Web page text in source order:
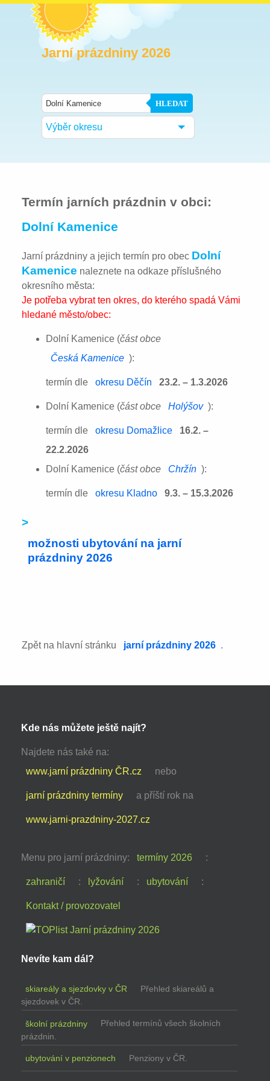
Jarní prázdniny 2026
HLEDAT
Výběr okresu
Termín jarních prázdnin v obci:
Dolní Kamenice
Jarní prázdniny a jejich termín pro obec Dolní
Kamenice naleznete na odkaze příslušného
okresního města:
Je potřeba vybrat ten okres, do kterého spadá Vámi
hledané město/obec:
Dolní Kamenice (část obce
Česká Kamenice ):
termín dle okresu Děčín 23.2. – 1.3.2026
Dolní Kamenice (část obce Holýšov ):
termín dle okresu Domažlice
16.2. –
22.2.2026
Dolní Kamenice (část obce Chržín ):
termín dle okresu Kladno 9.3. – 15.3.2026
>
možnosti ubytování na jarní
prázdniny 2026
Zpět na hlavní stránku jarní prázdniny 2026 .
Kde nás můžete ještě najít?
Najdete nás také na:
www.jarní prázdniny ČR.cz
nebo
jarní prázdniny termíny a příští rok na
www.jarni-prazdniny-2027.cz
Menu pro jarní prázdniny: termíny 2026 :
zahraničí : lyžování : ubytování :
Kontakt / provozovatel
Nevíte kam dál?
skiareály a sjezdovky v ČR
Přehled skiareálů a
sjezdovek v ČR.
školní prázdniny
Přehled termínů všech školních
prázdnin.
ubytování v penzionech Penziony v ČR.